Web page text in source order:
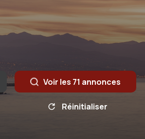
Voir les 71 annonces
Réinitialiser